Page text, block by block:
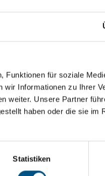
Funktionen für soziale
Informationen zu Ihrer
weiter. Unsere Partner
haben oder die sie im
Statistiken